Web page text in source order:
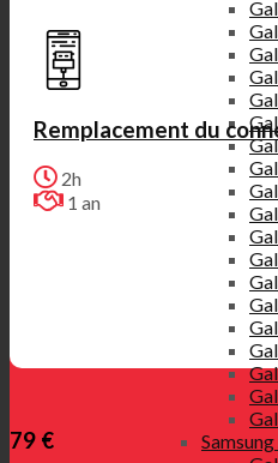
Remplacement du
2h
1 an
79 €